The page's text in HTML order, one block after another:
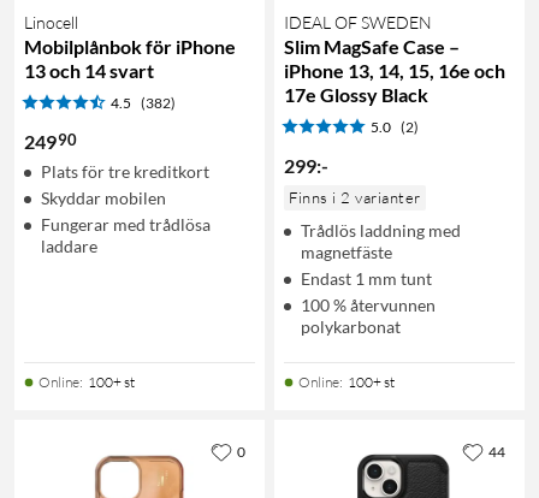
Linocell
Mobilplånbok för iPhone
13 och 14 svart
4.5 (382)
24990
Plats för tre kreditkort
Skyddar mobilen
Fungerar med trådlösa
laddare
Online: 100+ st
IDEAL OF SWEDEN
Slim MagSafe Case –
iPhone 13, 14, 15, 16e och
17e Glossy Black
5.0 (2)
299:-
Finns i 2 varianter
Trådlös laddning med
magnetfäste
Endast 1 mm tunt
100 % återvunnen
polykarbonat
Online: 100+ st
0 44